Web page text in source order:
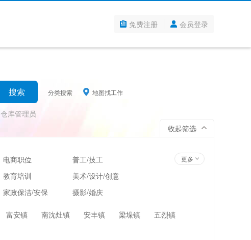
免费注册 会员登录
分类搜索 地图找工作
仓库管理员
收起筛选
电商职位
普工/技工
教育培训
美术/设计/创意
家政保洁/安保
摄影/婚庆
更多
富安镇 南沈灶镇 安丰镇 梁垛镇
五烈镇